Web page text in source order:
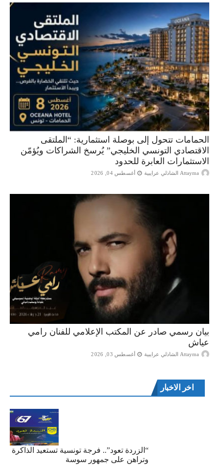
الحمامات تتحول إلى بوصلة استثمارية: “الملتقى
الاقتصادي التونسي الخليجي” يُرسخ الشراكات ويُؤمّن
الاستثمارات العابرة للحدود
Attayma الشاذلي عرايبية أغسطس 04, 2026
بيان رسمي صادر عن المكتب الإعلامي للفنان رامي
عياش
Attayma الشاذلي عرايبية أغسطس 03, 2026
اخر الاخبار
“الزردة تعود”.. فرجة تونسية تستعيد الذاكرة
وتراهن على جمهور سوسة